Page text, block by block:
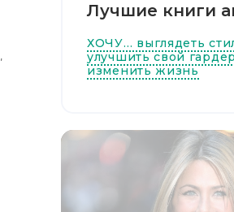
Лучшие книги
ХОЧУ… выглядеть
улучшить свой
изменить жизнь